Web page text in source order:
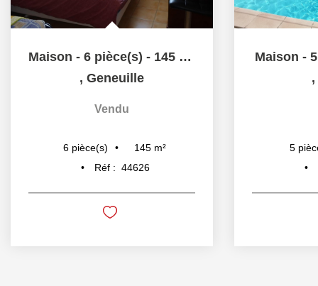
Maison - 6 pièce(s) - 145 m2
, Geneuille
Vendu
6 pièce(s) 145 m²
Réf : 44626
Maison -
,
5